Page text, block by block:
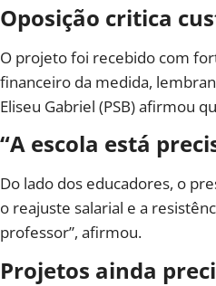
Oposição critica
O projeto foi recebido com
financeiro da medida,
Eliseu Gabriel (PSB) afirmou
“A escola está
Do lado dos educadores, o
o reajuste salarial e a
professor”, afirmou.
Projetos ainda